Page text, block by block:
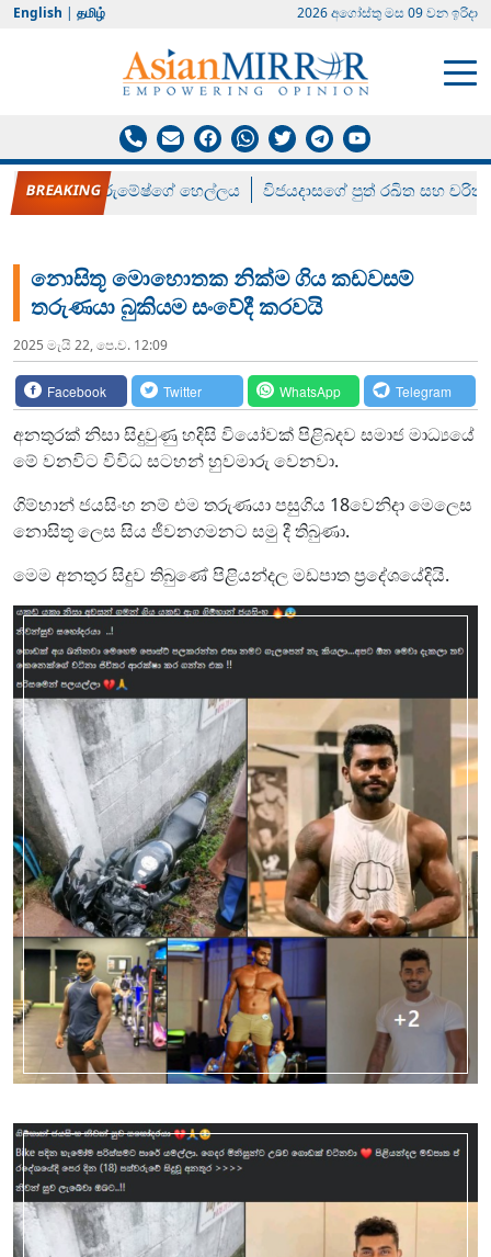
English | தமிழ் 2026 අගෝස්‍තු මස 09 වන ඉරිදා
රන් ගෙනා රුමේෂ්ගේ හෙල්ලය විජයදාසගේ පුත් රඛිත සහ චරිත්
නොසිතූ මොහොතක නික්ම ගිය කඩවසම්
තරුණයා බුකියම සංවේදී කරවයි
2025 මැයි 22, පෙ.ව. 12:09
Facebook Twitter WhatsApp Telegram
අනතුරක් නිසා සිදුවුණු හදිසි වියෝවක් පිළිබදව සමාජ මාධ්‍යයේ
මේ වනවිට විවිධ සටහන් හුවමාරු වෙනවා.
ගිම්හාන් ජයසිංහ නම් එම තරුණයා පසුගිය 18වෙනිදා මෙලෙස
නොසිතූ ලෙස සිය ජීවනගමනට සමු දී තිබුණා.
මෙම අනතුර සිදුව තිබුණේ පිළියන්දල මඩපාත ප්‍රදේශයේදියි.